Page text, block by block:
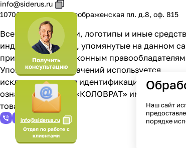
Получить
консультацию
info@siderus.ru
Отдел по работе с
клиентами
info@siderus.ru
107061, г. Москва, Преображенская пл. д.8, оф. 815
Все товарные знаки, логотипы и иные
индивидуализации, упомянутые на данном
принадлежат их законным
Упоминание обозначений используется
исключительно для идентификации
означает, что ООО «КОЛОВРАТ» имеет права
товарные знаки.
Наш сайт
порядке